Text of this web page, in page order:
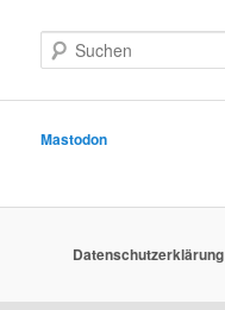
u
e
Mastodon
Datenschutzerklärung